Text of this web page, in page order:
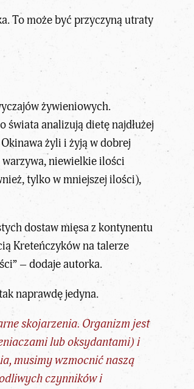
To może być przyczyną utraty
żywieniowych.
świata analizują dietę najdłużej
żyli i żyją w dobrej
niewielkie ilości
tylko w mniejszej ilości),
dostaw mięsa z kontynentu
Kreteńczyków na talerze
– dodaje autorka.
naprawdę jedyna.
skojarzenia. Organizm jest
lub oksydantami) i
musimy wzmocnić naszą
czynników i